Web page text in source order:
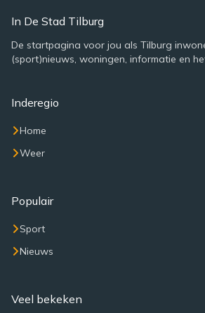
In De Stad Tilburg
De startpagina voor jou als Tilburg
(sport)nieuws, woningen, informatie en
Inderegio
Home
Weer
Populair
Sport
Nieuws
Veel bekeken